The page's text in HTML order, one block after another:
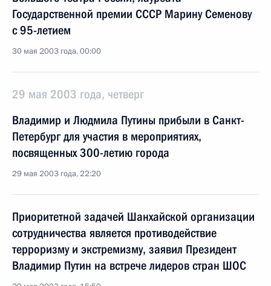
Государственной премии СССР Марину Семенову
с 95-летием
30 мая 2003 года, 00:00
29 мая 2003 года, четверг
Владимир и Людмила Путины прибыли в Санкт-
Петербург для участия в мероприятиях,
посвященных 300-летию города
29 мая 2003 года, 22:20
Приоритетной задачей Шанхайской организации
сотрудничества является противодействие
терроризму и экстремизму, заявил Президент
Владимир Путин на встрече лидеров стран ШОС